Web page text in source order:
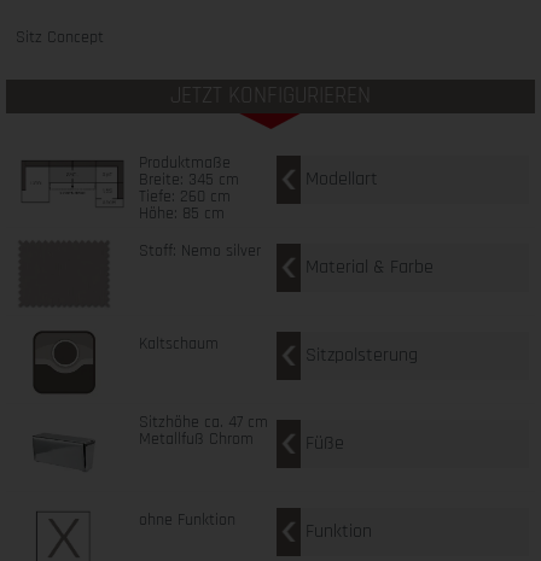
Sitz Concept
JETZT KONFIGURIEREN
Produktmaße
Breite: 345 cm
Tiefe: 260 cm
Höhe: 85 cm
Modellart
Stoff: Nemo silver
Material & Farbe
Kaltschaum Sitzpolsterung
Sitzhöhe ca. 47 cm
Metallfuß Chrom Füße
ohne Funktion Funktion